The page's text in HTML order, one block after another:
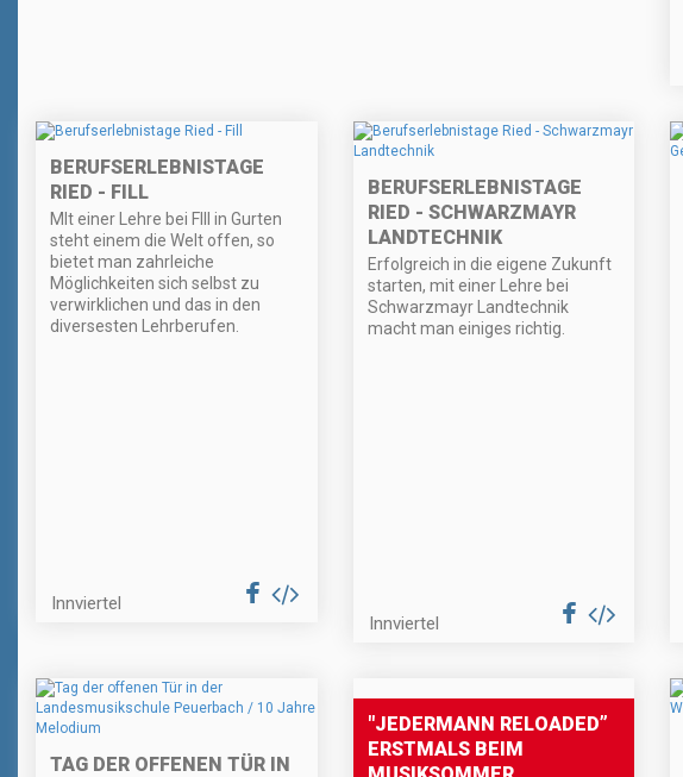
BERUFSERLEBNISTAGE
RIED - FILL
MIt einer Lehre bei FIll in Gurten
steht einem die Welt offen, so
bietet man zahrleiche
Möglichkeiten sich selbst zu
verwirklichen und das in den
diversesten Lehrberufen.
Innviertel
BERUFSERLEBNISTAGE
RIED - SCHWARZMAYR
LANDTECHNIK
Erfolgreich in die eigene Zukunft
starten, mit einer Lehre bei
Schwarzmayr Landtechnik
macht man einiges richtig.
Innviertel
TAG DER OFFENEN TÜR IN
"JEDERMANN RELOADED”
ERSTMALS BEIM